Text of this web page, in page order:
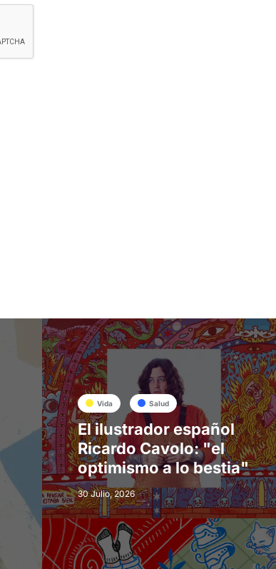
Vida Salud
El ilustrador español
Ricardo Cavolo: "el
optimismo a lo bestia"
30 Julio, 2026